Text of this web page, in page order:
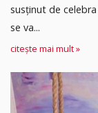
susținut de
se va...
citește mai mult »